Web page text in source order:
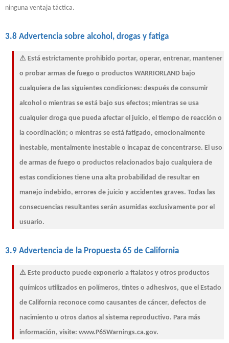
ninguna ventaja táctica.
3.8 Advertencia sobre alcohol, drogas y fatiga
⚠ Está estrictamente prohibido portar, operar, entrenar, mantener
o probar armas de fuego o productos WARRIORLAND bajo
cualquiera de las siguientes condiciones: después de consumir
alcohol o mientras se está bajo sus efectos; mientras se usa
cualquier droga que pueda afectar el juicio, el tiempo de reacción o
la coordinación; o mientras se está fatigado, emocionalmente
inestable, mentalmente inestable o incapaz de concentrarse. El uso
de armas de fuego o productos relacionados bajo cualquiera de
estas condiciones tiene una alta probabilidad de resultar en
manejo indebido, errores de juicio y accidentes graves. Todas las
consecuencias resultantes serán asumidas exclusivamente por el
usuario.
3.9 Advertencia de la Propuesta 65 de California
⚠ Este producto puede exponerlo a ftalatos y otros productos
químicos utilizados en polímeros, tintes o adhesivos, que el Estado
de California reconoce como causantes de cáncer, defectos de
nacimiento u otros daños al sistema reproductivo. Para más
información, visite: www.P65Warnings.ca.gov.